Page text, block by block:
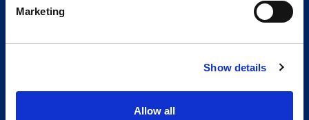
Marketing
Show details
Allow all